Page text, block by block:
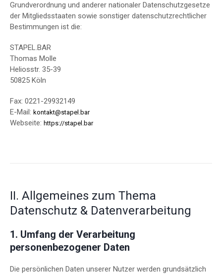
Grundverordnung und anderer nationaler Datenschutzgesetze
der Mitgliedsstaaten sowie sonstiger datenschutzrechtlicher
Bestimmungen ist die:
STAPEL.BAR
Thomas Molle
Heliosstr. 35-39
50825 Köln
Fax: 0221-29932149
E-Mail:kontakt@stapel.bar
Webseite:https://stapel.bar
II. Allgemeines zum Thema
Datenschutz & Datenverarbeitung
1. Umfang der Verarbeitung
personenbezogener Daten
Die persönlichen Daten unserer Nutzer werden grundsätzlich